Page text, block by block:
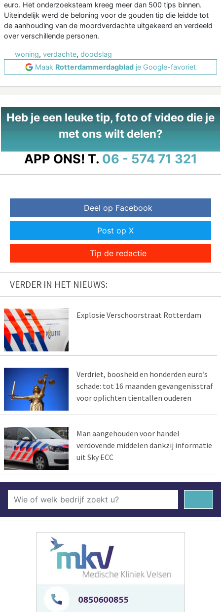
euro. Het onderzoeksteam kreeg meer dan 500 tips binnen.
Uiteindelijk werd de beloning voor de gouden tip die leidde tot
de aanhouding van de moordverdachte uitgekeerd en verdeeld
over verschillende personen.
woning, verdachte, doodslag
Maak Rotterdammerdagblad je Google-favoriet
Heb je een leuke tip, foto of video die je
met ons wilt delen?
APP ONS! T. 06 - 574 71 321
Deel op Facebook
Post op X
Tip de redactie
VERDER IN HET NIEUWS:
Explosie Verschoorstraat Rotterdam
Verdriet, boosheid en honderden euro’s
schade: tot 16 maanden gevangenisstraf
voor oplichten tientallen ouderen
Man aangehouden voor handel
verdovende middelen dankzij informatie
uit Sky ECC